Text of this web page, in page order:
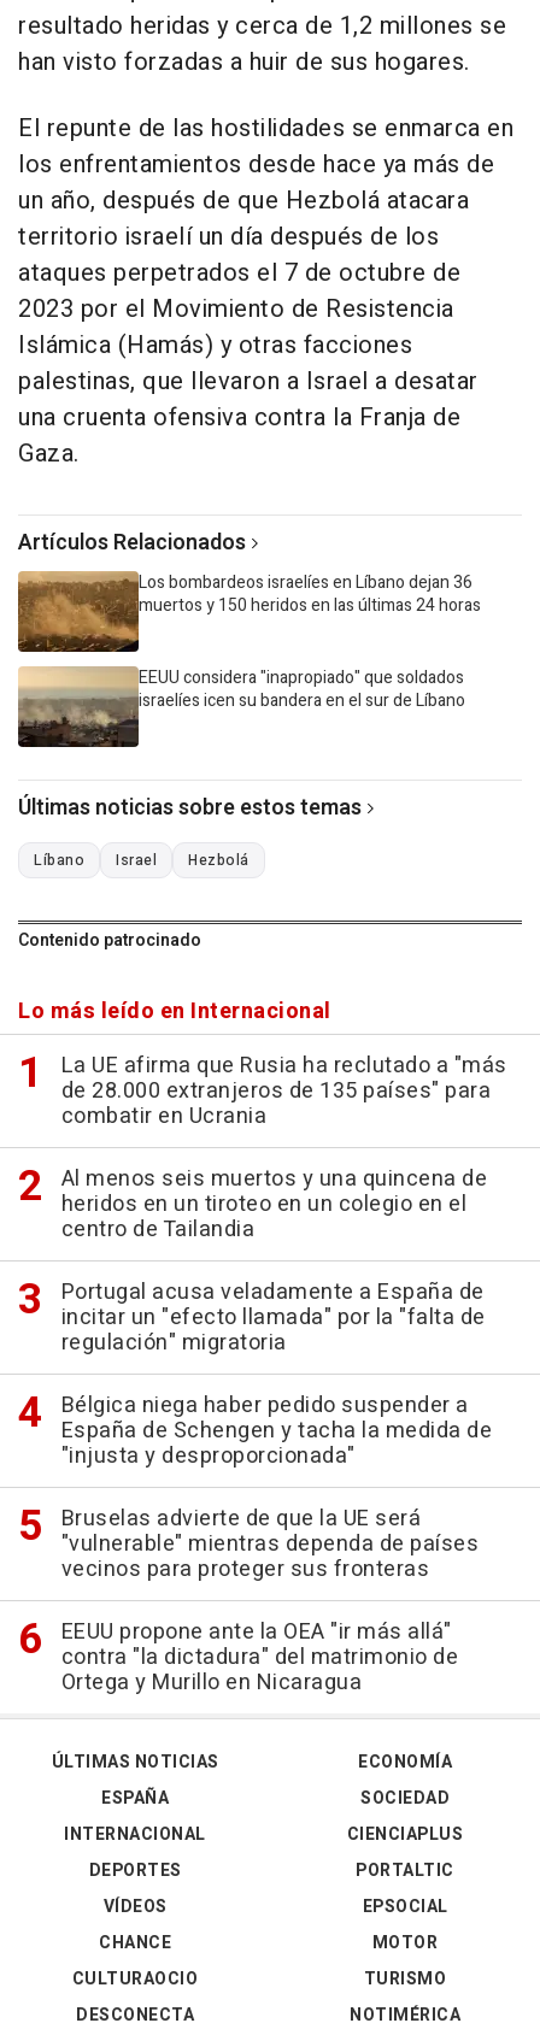
resultado heridas y cerca de 1,2 millones se
han visto forzadas a huir de sus hogares.
El repunte de las hostilidades se enmarca en
los enfrentamientos desde hace ya más de
un año, después de que Hezbolá atacara
territorio israelí un día después de los
ataques perpetrados el 7 de octubre de
2023 por el Movimiento de Resistencia
Islámica (Hamás) y otras facciones
palestinas, que llevaron a Israel a desatar
una cruenta ofensiva contra la Franja de
Gaza.
Artículos Relacionados
Los bombardeos israelíes en Líbano dejan 36
muertos y 150 heridos en las últimas 24 horas
EEUU considera "inapropiado" que soldados
israelíes icen su bandera en el sur de Líbano
Últimas noticias sobre estos temas
Líbano Israel Hezbolá
Contenido patrocinado
Lo más leído en Internacional
La UE afirma que Rusia ha reclutado a "más
de 28.000 extranjeros de 135 países" para
combatir en Ucrania
Al menos seis muertos y una quincena de
heridos en un tiroteo en un colegio en el
centro de Tailandia
Portugal acusa veladamente a España de
incitar un "efecto llamada" por la "falta de
regulación" migratoria
Bélgica niega haber pedido suspender a
España de Schengen y tacha la medida de
"injusta y desproporcionada"
Bruselas advierte de que la UE será
"vulnerable" mientras dependa de países
vecinos para proteger sus fronteras
EEUU propone ante la OEA "ir más allá"
contra "la dictadura" del matrimonio de
Ortega y Murillo en Nicaragua
ÚLTIMAS NOTICIAS
ESPAÑA
INTERNACIONAL
DEPORTES
VÍDEOS
ECONOMÍA
SOCIEDAD
CIENCIAPLUS
PORTALTIC
EPSOCIAL
CHANCE
CULTURAOCIO
DESCONECTA
MOTOR
TURISMO
NOTIMÉRICA